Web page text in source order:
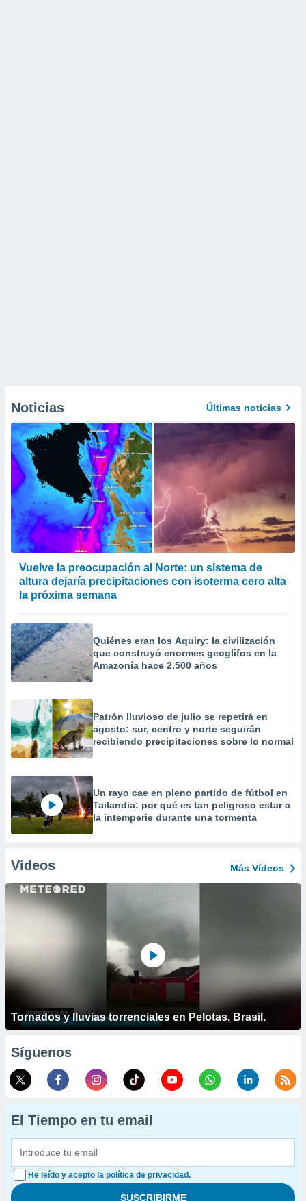
Noticias Últimas noticias
Vuelve la preocupación al Norte: un sistema de
altura dejaría precipitaciones con isoterma cero alta
la próxima semana
Quiénes eran los Aquiry: la civilización
que construyó enormes geoglifos en la
Amazonía hace 2.500 años
Patrón lluvioso de julio se repetirá en
agosto: sur, centro y norte seguirán
recibiendo precipitaciones sobre lo normal
Un rayo cae en pleno partido de fútbol en
Tailandia: por qué es tan peligroso estar a
la intemperie durante una tormenta
Vídeos Más Vídeos
Tornados y lluvias torrenciales en Pelotas, Brasil.
Síguenos
El Tiempo en tu email
He leído y acepto la política de privacidad.